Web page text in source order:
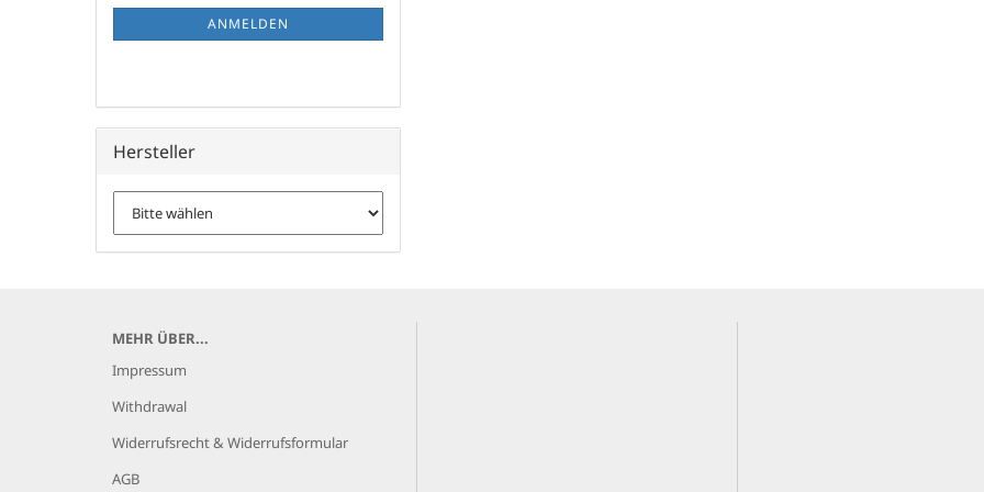
ANMELDEN
Hersteller
MEHR ÜBER...
Impressum
Withdrawal
Widerrufsrecht & Widerrufsformular
AGB